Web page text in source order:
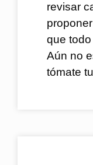
revisar
que
Aún no
tómate